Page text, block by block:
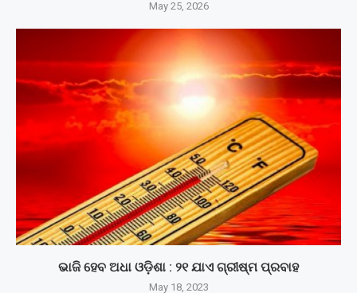
May 25, 2026
ଭାଜି ହେବ ଅଧା ଓଡ଼ିଶା : ୨୧ ଯାଏ ଗ୍ରୀଷ୍ମ ପ୍ରବାହ
May 18, 2023